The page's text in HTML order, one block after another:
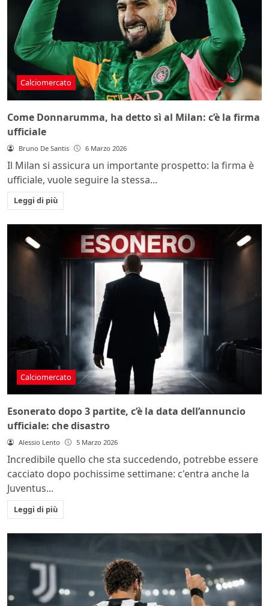
Calciomercato
Come Donnarumma, ha detto sì al Milan: c’è la firma
ufficiale
Bruno De Santis 6 Marzo 2026
Il Milan si assicura un importante prospetto: la firma è
ufficiale, vuole seguire la stessa...
Leggi di più
Calciomercato
Esonerato dopo 3 partite, c’è la data dell’annuncio
ufficiale: che disastro
Alessio Lento 5 Marzo 2026
Incredibile quello che sta succedendo, potrebbe essere
cacciato dopo pochissime settimane: c'entra anche la
Juventus...
Leggi di più